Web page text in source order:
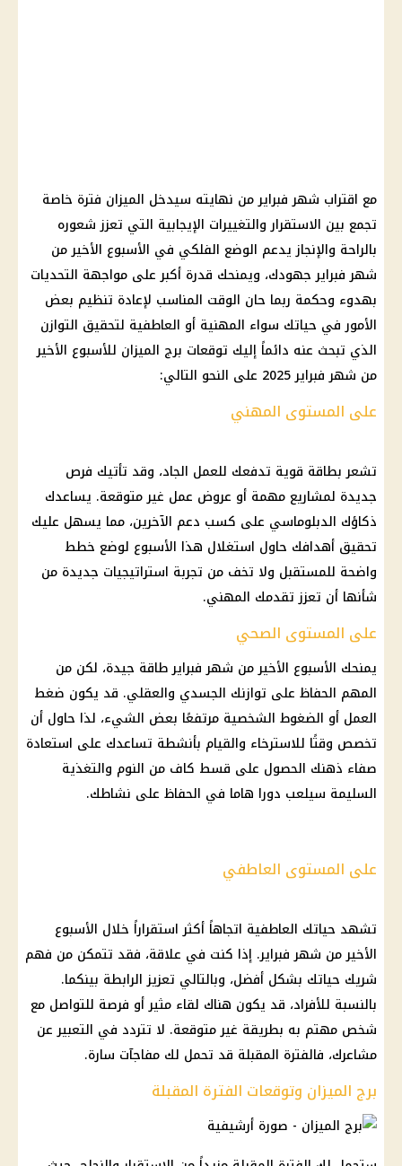
مع اقتراب شهر فبراير من نهايته سيدخل الميزان فترة خاصة
تجمع بين الاستقرار والتغييرات الإيجابية التي تعزز شعوره
بالراحة والإنجاز يدعم الوضع الفلكي في الأسبوع الأخير من
شهر فبراير جهودك، ويمنحك قدرة أكبر على مواجهة التحديات
بهدوء وحكمة ربما حان الوقت المناسب لإعادة تنظيم بعض
الأمور في حياتك سواء المهنية أو العاطفية لتحقيق التوازن
الذي تبحث عنه دائماً إليك توقعات برج الميزان للأسبوع الأخير
من شهر فبراير 2025 على النحو التالي:
على المستوى المهني
تشعر بطاقة قوية تدفعك للعمل الجاد، وقد تأتيك فرص
جديدة لمشاريع مهمة أو عروض عمل غير متوقعة. يساعدك
ذكاؤك الدبلوماسي على كسب دعم الآخرين، مما يسهل عليك
تحقيق أهدافك حاول استغلال هذا الأسبوع لوضع خطط
واضحة للمستقبل ولا تخف من تجربة استراتيجيات جديدة من
شأنها أن تعزز تقدمك المهني.
على المستوى الصحي
يمنحك الأسبوع الأخير من شهر فبراير طاقة جيدة، لكن من
المهم الحفاظ على توازنك الجسدي والعقلي. قد يكون ضغط
العمل أو الضغوط الشخصية مرتفعًا بعض الشيء، لذا حاول أن
تخصص وقتًا للاسترخاء والقيام بأنشطة تساعدك على استعادة
صفاء ذهنك الحصول على قسط كاف من النوم والتغذية
السليمة سيلعب دورا هاما في الحفاظ على نشاطك.
على المستوى العاطفي
تشهد حياتك العاطفية اتجاهاً أكثر استقراراً خلال الأسبوع
الأخير من شهر فبراير. إذا كنت في علاقة، فقد تتمكن من فهم
شريك حياتك بشكل أفضل، وبالتالي تعزيز الرابطة بينكما.
بالنسبة للأفراد، قد يكون هناك لقاء مثير أو فرصة للتواصل مع
شخص مهتم به بطريقة غير متوقعة. لا تتردد في التعبير عن
مشاعرك، فالفترة المقبلة قد تحمل لك مفاجآت سارة.
برج الميزان وتوقعات الفترة المقبلة